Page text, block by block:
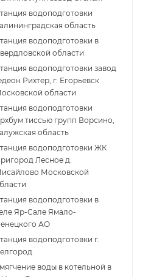
водоподготовки
область
водоподготовки в
области
водоподготовки завод
Рихтер, г. Егорьевск
области
водоподготовки
тиссью групп Ворсино,
область
водоподготовки ЖК
Лесное д.
Московской
водоподготовки в
Яр-Сале Ямало-
АО
водоподготовки г.
воды в котельной в